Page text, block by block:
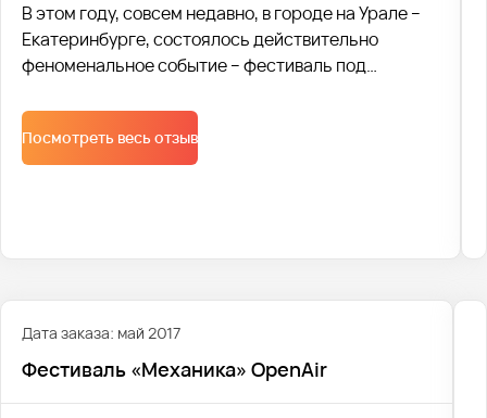
В этом году, совсем недавно, в городе на Урале –
Екатеринбурге, состоялось действительно
феноменальное событие – фестиваль под
стоило забыть обо всем на свете и просто
отдаваться ощущениям. Новейшие технологии
вкупе с человеческим разумом – и получается
задействовано 10 автобусов. Каждый из наших
клиентов остался абсолютно доволен сервисом. И
нашими услугами и отправиться на «Механика
2019» в следующем году.
Посмотреть весь отзыв
Дата заказа: май 2017
Фестиваль «Механика» OpenAir